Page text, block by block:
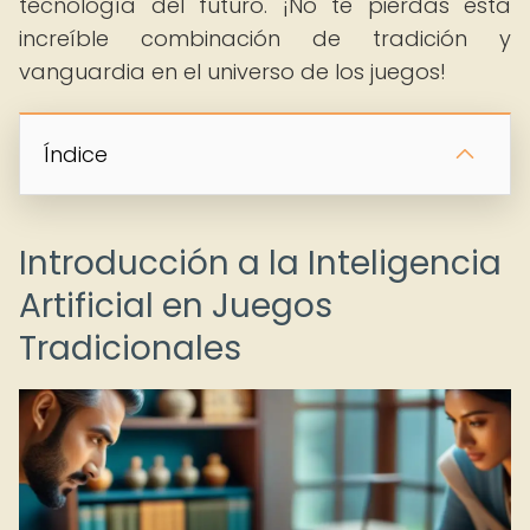
increíble combinación de tradición y
vanguardia en el universo de los juegos!
Índice
Introducción a la Inteligencia
Artificial en Juegos
Tradicionales